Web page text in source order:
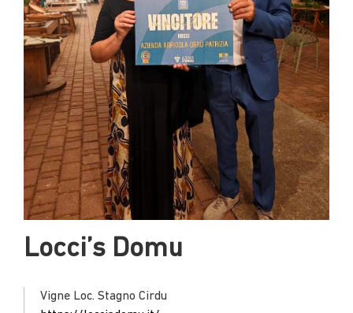
Locci’s Domu
Vigne Loc. Stagno Cirdu